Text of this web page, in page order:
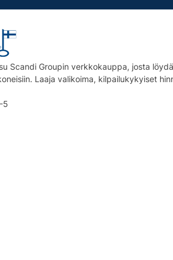
Scandi Groupin verkkokauppa, josta
Laaja valikoima, kilpailukykyiset
5
Instagram
on Linkedin